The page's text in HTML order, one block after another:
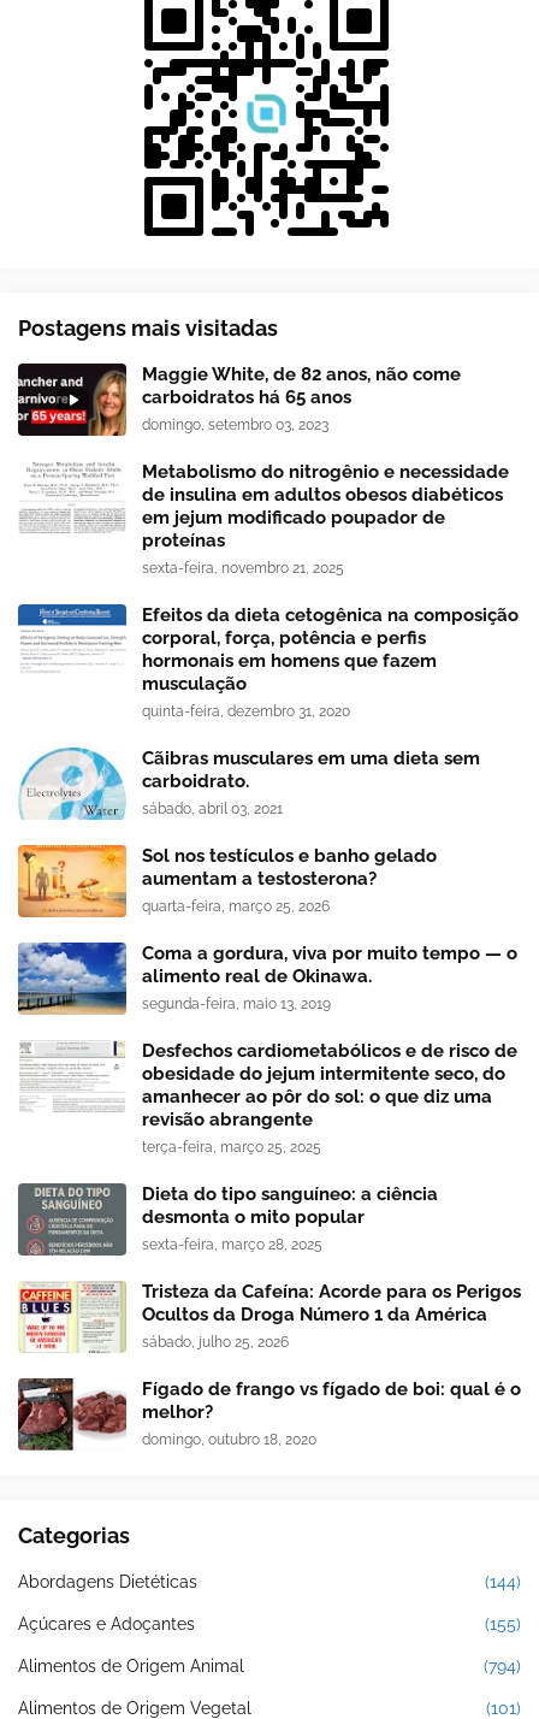
Postagens mais visitadas
Maggie White, de 82 anos, não come
carboidratos há 65 anos
domingo, setembro 03, 2023
Metabolismo do nitrogênio e necessidade
de insulina em adultos obesos diabéticos
em jejum modificado poupador de
proteínas
sexta-feira, novembro 21, 2025
Efeitos da dieta cetogênica na composição
corporal, força, potência e perfis
hormonais em homens que fazem
musculação
quinta-feira, dezembro 31, 2020
Cãibras musculares em uma dieta sem
carboidrato.
sábado, abril 03, 2021
Sol nos testículos e banho gelado
aumentam a testosterona?
quarta-feira, março 25, 2026
Coma a gordura, viva por muito tempo — o
alimento real de Okinawa.
segunda-feira, maio 13, 2019
Desfechos cardiometabólicos e de risco de
obesidade do jejum intermitente seco, do
amanhecer ao pôr do sol: o que diz uma
revisão abrangente
terça-feira, março 25, 2025
Dieta do tipo sanguíneo: a ciência
desmonta o mito popular
sexta-feira, março 28, 2025
Tristeza da Cafeína: Acorde para os Perigos
Ocultos da Droga Número 1 da América
sábado, julho 25, 2026
Fígado de frango vs fígado de boi: qual é o
melhor?
domingo, outubro 18, 2020
Categorias
Abordagens Dietéticas (144)
Açúcares e Adoçantes (155)
Alimentos de Origem Animal (794)
Alimentos de Origem Vegetal (101)